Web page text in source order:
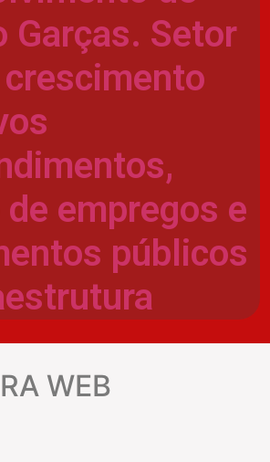
Garças. Setor
empregos e
públicos
WEB